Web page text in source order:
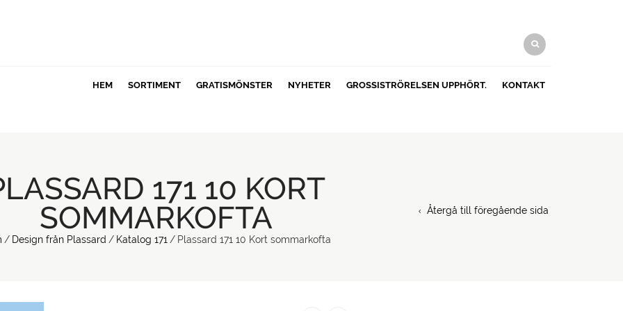
HEM SORTIMENT GRATISMÖNSTER NYHETER GROSSISTRÖRELSEN UPPHÖRT. KONTAKT
171 10 KORT
SOMMARKOFTA
/ Design från Plassard / Katalog 171 / Plassard 171 10 Kort sommarkofta
Återgå till föregående sida